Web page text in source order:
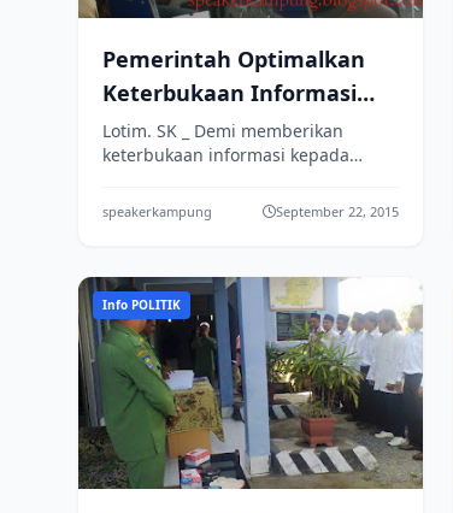
Pemerintah Optimalkan
Keterbukaan Informasi
Public
Lotim. SK _ Demi memberikan
keterbukaan informasi kepada
Lombok Timur mengoptimalkan
peran dari Pejabat ...
speakerkampung September 22, 2015
Info POLITIK